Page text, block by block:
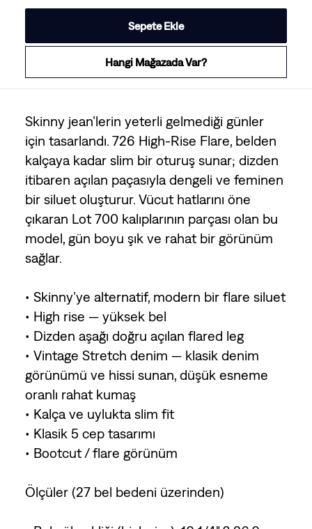
Sepete Ekle
Hangi Mağazada Var?
Skinny jean’lerin yeterli gelmediği günler
için tasarlandı. 726 High-Rise Flare, belden
kalçaya kadar slim bir oturuş sunar; dizden
itibaren açılan paçasıyla dengeli ve feminen
bir siluet oluşturur. Vücut hatlarını öne
çıkaran Lot 700 kalıplarının parçası olan bu
model, gün boyu şık ve rahat bir görünüm
sağlar.
• Skinny’ye alternatif, modern bir flare siluet
• High rise — yüksek bel
• Dizden aşağı doğru açılan flared leg
• Vintage Stretch denim — klasik denim
görünümü ve hissi sunan, düşük esneme
oranlı rahat kumaş
• Kalça ve uylukta slim fit
• Klasik 5 cep tasarımı
• Bootcut / flare görünüm
Ölçüler (27 bel bedeni üzerinden)